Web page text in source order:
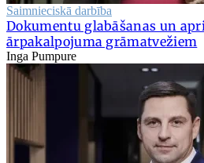
Saimnieciskā darbība
Dokumentu glabāšanas un
ārpakalpojuma grāmatvežiem
Inga Pumpure